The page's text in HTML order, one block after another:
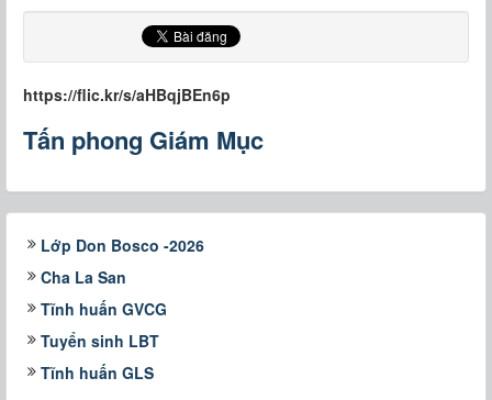
https://flic.kr/s/aHBqjBEn6p
Tấn phong Giám Mục
Lớp Don Bosco -2026
Cha La San
Tĩnh huấn GVCG
Tuyển sinh LBT
Tĩnh huấn GLS